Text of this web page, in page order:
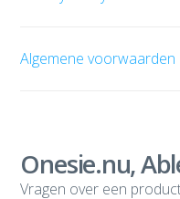
Algemene voorwaarden
Onesie.nu,
Vragen over een